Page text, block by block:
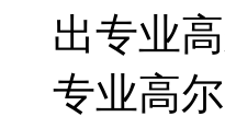
出专业
专业高